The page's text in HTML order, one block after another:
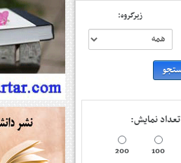
زیرگروه:
تعداد نمایش:
100
200